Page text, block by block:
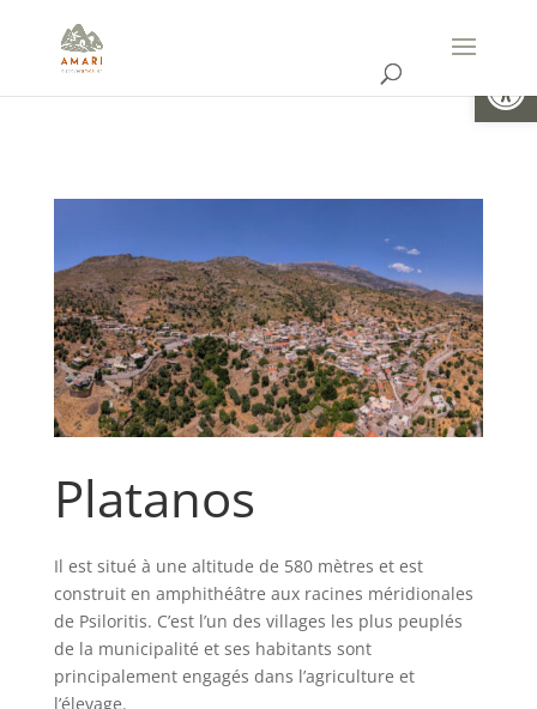
Platanos
Il est situé à une altitude de 580 mètres et est
construit en amphithéâtre aux racines méridionales
de Psiloritis. C’est l’un des villages les plus peuplés
de la municipalité et ses habitants sont
principalement engagés dans l’agriculture et
l’élevage.